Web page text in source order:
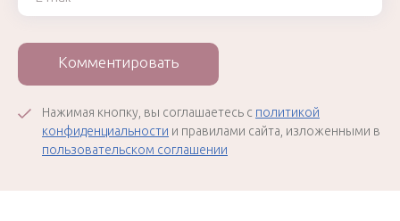
Комментировать
Нажимая кнопку, вы соглашаетесь с политикой
конфиденциальности и правилами сайта, изложенными в
пользовательском соглашении